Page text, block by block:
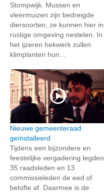
Stompwijk. Mussen en
vleermuizen zijn bedreigde
diersoorten, ze kunnen hier in
rustige omgeving nestelen. In
het ijzeren hekwerk zullen
klimplanten hun...
Nieuwe gemeenteraad
geïnstalleerd
Tijdens een bijzondere en
feestelijke vergadering legden
35 raadsleden en 13
commissieleden de eed of
belofte af. Daarmee is de